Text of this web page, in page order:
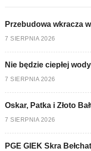
Przebudowa wkracza
7 SIERPNIA 2026
Nie będzie ciepłej wody
7 SIERPNIA 2026
Oskar, Patka i Złoto
7 SIERPNIA 2026
PGE GIEK Skra